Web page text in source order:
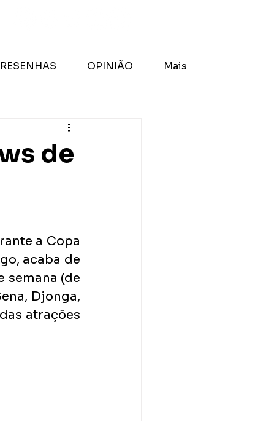
de
a Copa
acaba de
semana (de
Djonga,
atrações
RESENHAS OPINIÃO Mais